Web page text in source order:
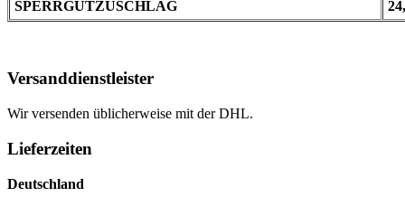
SPERRGUTZUSCHLAG
Versanddienstleister
Wir versenden üblicherweise mit der DHL.
Lieferzeiten
Deutschland